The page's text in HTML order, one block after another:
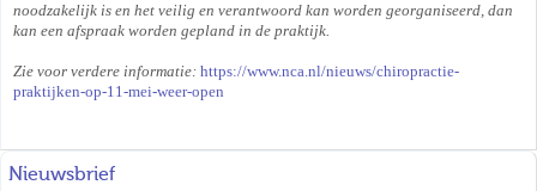
noodzakelijk is en het veilig en verantwoord kan worden georganiseerd, dan
kan een afspraak worden gepland in de praktijk.
Zie voor verdere informatie: https://www.nca.nl/nieuws/chiropractie-
praktijken-op-11-mei-weer-open
Nieuwsbrief